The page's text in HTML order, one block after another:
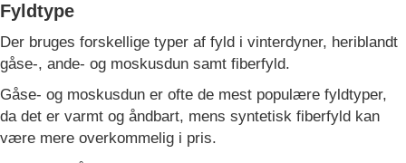
Fyldtype
Der bruges forskellige typer af fyld i vinterdyner, heriblandt
gåse-, ande- og moskusdun samt fiberfyld.
Gåse- og moskusdun er ofte de mest populære fyldtyper,
da det er varmt og åndbart, mens syntetisk fiberfyld kan
være mere overkommelig i pris.